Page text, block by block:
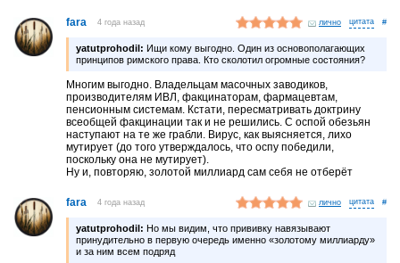
fara 4 года назад лично #
yatutprohodil: Ищи кому выгодно. Один из основополагающих
принципов римского права. Кто сколотил огромные состояния?
Многим выгодно. Владельцам масочных заводиков,
производителям ИВЛ, факцинаторам, фармацевтам,
пенсионным системам. Кстати, пересматривать доктрину
всеобщей факцинации так и не решились. С оспой обезьян
наступают на те же грабли. Вирус, как выясняется, лихо
мутирует (до того утверждалось, что оспу победили,
поскольку она не мутирует).
Ну и, повторяю, золотой миллиард сам себя не отберёт
fara 4 года назад лично #
yatutprohodil: Но мы видим, что прививку навязывают
принудительно в первую очередь именно «золотому миллиарду»
и за ним всем подряд